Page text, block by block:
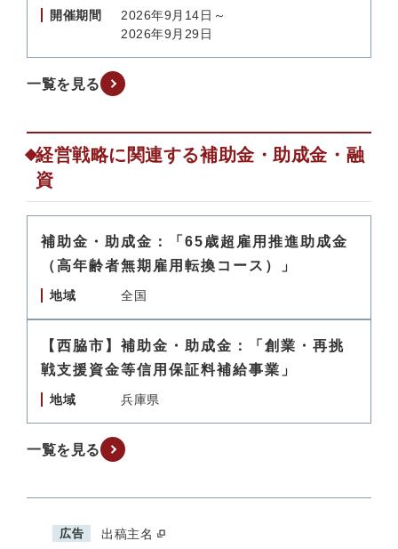
開催期間
2026年9月14日～
2026年9月29日
一覧を見る
経営戦略に関連する補助金・助成金・融
資
補助金・助成金：「65歳超雇用推進助成金
（高年齢者無期雇用転換コース）」
地域 全国
【西脇市】補助金・助成金：「創業・再挑
戦支援資金等信用保証料補給事業」
地域 兵庫県
一覧を見る
広告 出稿主名